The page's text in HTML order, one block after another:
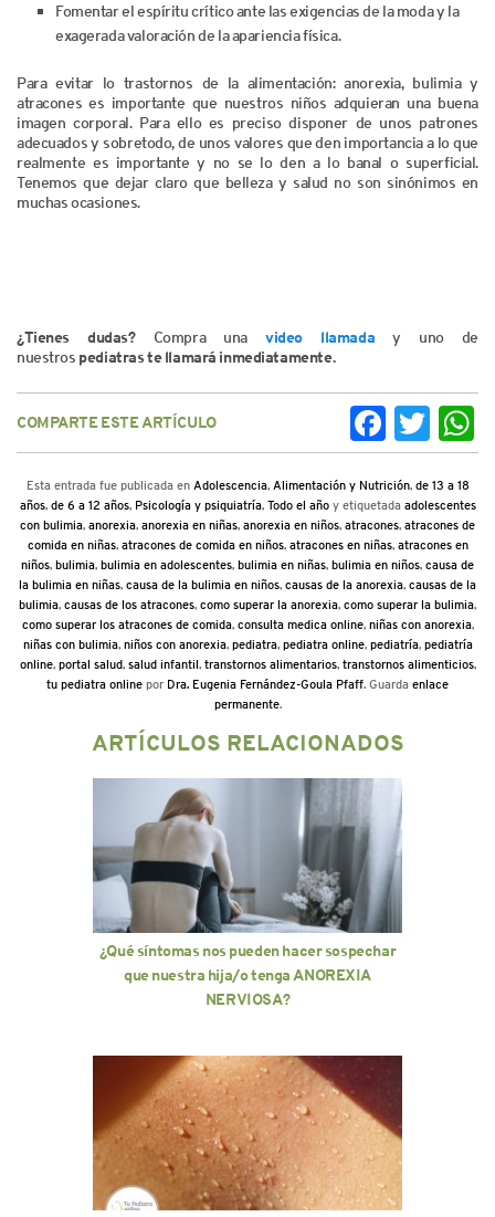
Fomentar el espíritu crítico ante las exigencias de la moda y la
exagerada valoración de la apariencia física.
Para evitar lo trastornos de la alimentación: anorexia, bulimia y
atracones es importante que nuestros niños adquieran una buena
imagen corporal. Para ello es preciso disponer de unos patrones
adecuados y sobretodo, de unos valores que den importancia a lo que
realmente es importante y no se lo den a lo banal o superficial.
Tenemos que dejar claro que belleza y salud no son sinónimos en
muchas ocasiones.
¿Tienes dudas?Compra unavideo llamada
y uno de
nuestros pediatras te llamará inmediatamente.
COMPARTE ESTE ARTÍCULO FacebookTwitter
Esta entrada fue publicada en Adolescencia, Alimentación y Nutrición, de 13 a 18
años, de 6 a 12 años, Psicología y psiquiatría, Todo el añoy etiquetada adolescentes
con bulimia, anorexia, anorexia en niñas, anorexia en niños, atracones, atracones de
comida en niñas, atracones de comida en niños, atracones en niñas, atracones en
niños, bulimia, bulimia en adolescentes, bulimia en niñas, bulimia en niños, causa de
la bulimia en niñas, causa de la bulimia en niños, causas de la anorexia, causas de la
bulimia, causas de los atracones, como superar la anorexia, como superar la bulimia,
como superar los atracones de comida, consulta medica online, niñas con anorexia,
niñas con bulimia, niños con anorexia, pediatra, pediatra online, pediatría, pediatría
online, portal salud, salud infantil, transtornos alimentarios, transtornos alimenticios,
tu pediatra online por Dra. Eugenia Fernández-Goula Pfaff. Guarda enlace
permanente.
ARTÍCULOS RELACIONADOS
¿Qué síntomas nos pueden hacer sospechar
que nuestra hija/o tenga ANOREXIA
NERVIOSA?